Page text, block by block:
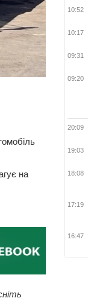
на
10:52
10:17
09:31
09:20
20:09
19:03
18:08
17:19
16:47